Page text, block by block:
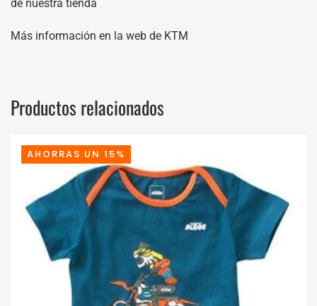
de nuestra tienda
Más información en la web de KTM
Productos relacionados
AHORRAS UN 15%